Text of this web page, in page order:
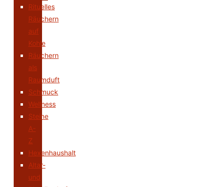
Rituelles
Räuchern
auf
Kohle
Räuchern
als
Raumduft
Schmuck
Wellness
Steine
A-
Z
Hexenhaushalt
Altar-
und